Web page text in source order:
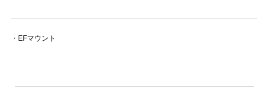
・EFマウント